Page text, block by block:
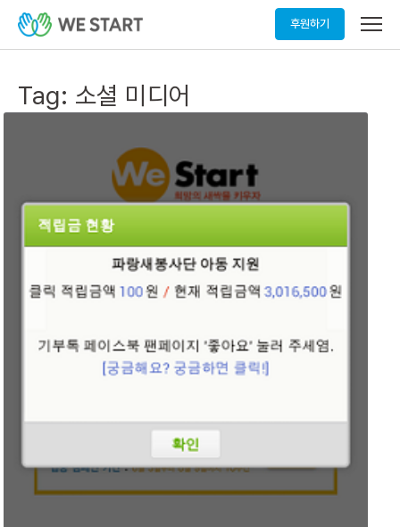
후원하기
메
열
Tag: 소셜 미디어